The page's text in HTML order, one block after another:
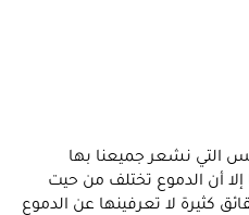
التي نشعر جميعنا بها
أن الدموع تختلف من حيت
كثيرة لا تعرفينها عن الدموع